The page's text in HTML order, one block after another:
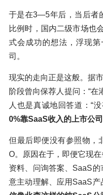
于是在3—5年后，当后者
比例时，国内二级市场也
式会成功的想法，浮现
司。
现实的走向正是这般。据
阶段曾向保荐人提问：“在
人也是真诚地回答道：“没
0%靠SaaS收入的上市公司
但最后即便没有参照物，
O。原因在于，即便它现
资料、问询答案、SaaS
意主动理解、应用SaaS产